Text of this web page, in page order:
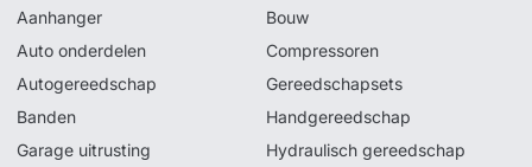
Aanhanger
Auto onderdelen
Autogereedschap
Banden
Garage uitrusting
Bouw
Compressoren
Gereedschapsets
Handgereedschap
Hydraulisch gereedschap